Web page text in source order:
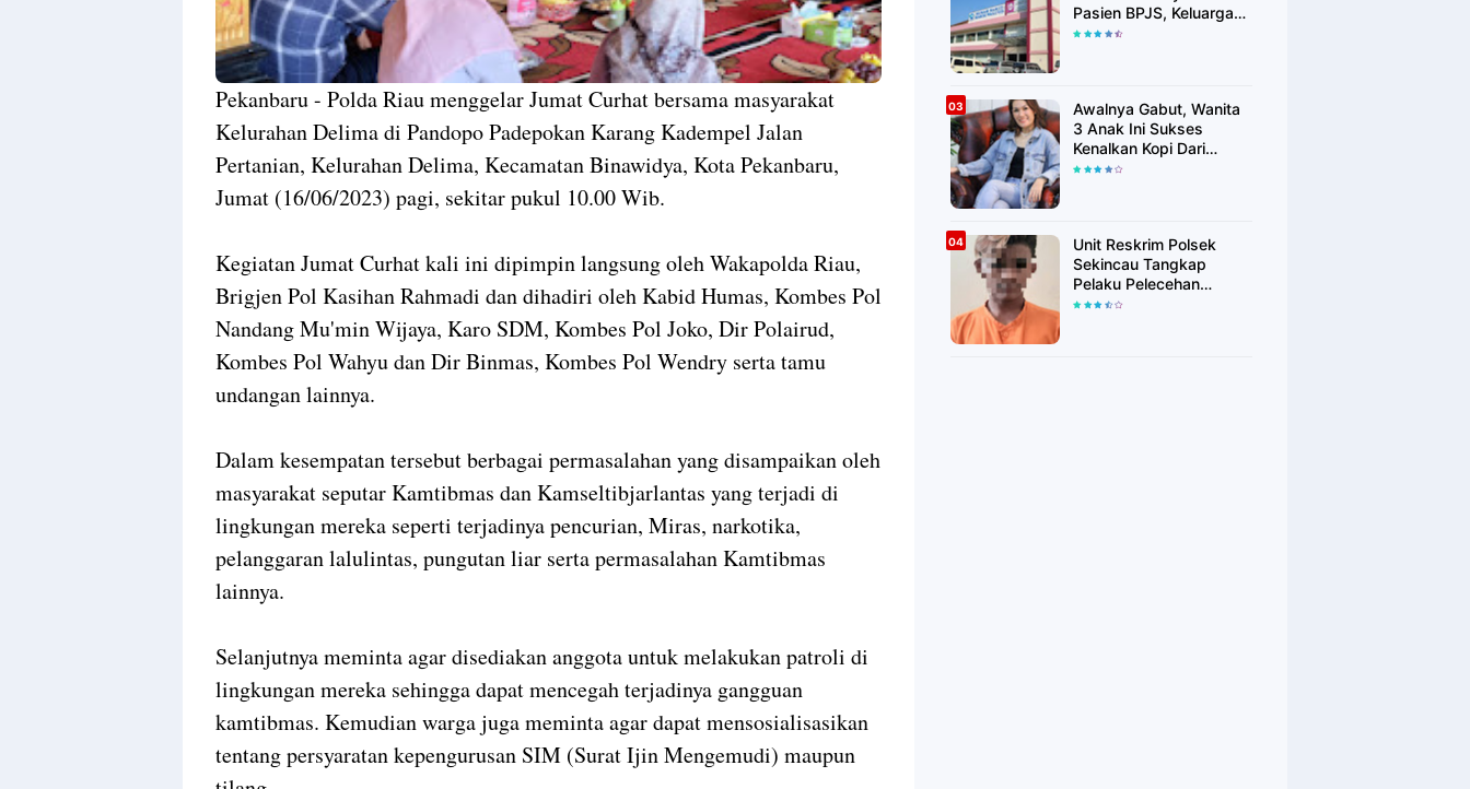
Pekanbaru - Polda Riau menggelar Jumat Curhat bersama masyarakat
Kelurahan Delima di Pandopo Padepokan Karang Kadempel Jalan
Pertanian, Kelurahan Delima, Kecamatan Binawidya, Kota Pekanbaru,
Jumat (16/06/2023) pagi, sekitar pukul 10.00 Wib.
Kegiatan Jumat Curhat kali ini dipimpin langsung oleh Wakapolda Riau,
Brigjen Pol Kasihan Rahmadi dan dihadiri oleh Kabid Humas, Kombes Pol
Nandang Mu'min Wijaya, Karo SDM, Kombes Pol Joko, Dir Polairud,
Kombes Pol Wahyu dan Dir Binmas, Kombes Pol Wendry serta tamu
undangan lainnya.
Dalam kesempatan tersebut berbagai permasalahan yang disampaikan oleh
masyarakat seputar Kamtibmas dan Kamseltibjarlantas yang terjadi di
lingkungan mereka seperti terjadinya pencurian, Miras, narkotika,
pelanggaran lalulintas, pungutan liar serta permasalahan Kamtibmas
lainnya.
Selanjutnya meminta agar disediakan anggota untuk melakukan patroli di
lingkungan mereka sehingga dapat mencegah terjadinya gangguan
kamtibmas. Kemudian warga juga meminta agar dapat mensosialisasikan
tentang persyaratan kepengurusan SIM (Surat Ijin Mengemudi) maupun
Pasien BPJS, Keluarga
Pasien: "ini Yang
Awalnya Gabut, Wanita
3 Anak Ini Sukses
Kenalkan Kopi Dari
Simalungun di Bekasi
Unit Reskrim Polsek
Sekincau Tangkap
Pelaku Pelecehan
Seksual Anak di Bawah